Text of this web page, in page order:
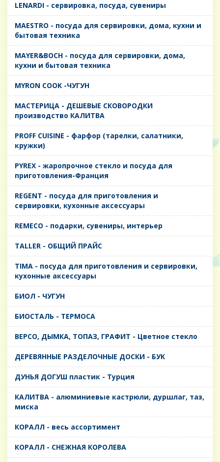
LENARDI - сервировка, посуда, сувениры
MAESTRO - посуда для сервировки, дома, кухни и
бытовая техника
MAYER&BOCH - посуда для сервировки, дома,
кухни и бытовая техника
MYRON COOK -ЧУГУН
MАСТЕРИЦА - ДЕШЕВЫЕ СКОВОРОДКИ
производство КАЛИТВА
PROFF CUISINE - фарфор (тарелки, салатники,
кружки)
PYREX - жаропрочное стекло и посуда для
приготовления-Франция
REGENT - посуда для приготовления и
сервировки, кухонные аксессуары
REMECO - подарки, сувениры, интерьер
TALLER - ОБЩИЙ ПРАЙС
TIMA - посуда для приготовления и сервировки,
кухонные аксессуары
БИОЛ - ЧУГУН
БИОСТАЛЬ - ТЕРМОСА
ВЕРСО, ДЫМКА, ТОПАЗ, ГРАФИТ - Цветное стекло
ДЕРЕВЯННЫЕ РАЗДЕЛОЧНЫЕ ДОСКИ - БУК
ДУНЬЯ ДОГУШ пластик - Турция
КАЛИТВА - алюминиевые кастрюли, дуршлаг, таз,
миска
КОРАЛЛ - весь ассортимент
КОРАЛЛ - СНЕЖНАЯ КОРОЛЕВА